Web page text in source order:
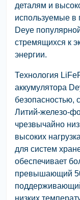
деталям и
используемые в
Deye
стремящихся к
энергии.
Технология
аккумулятора
безопасностью,
Литий-железо-
чрезвычайно
высоких
для систем
обеспечивает
превышающий
низких